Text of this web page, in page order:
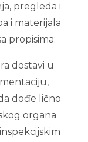
pregleda i
i materijala
propisima;
dostavi u
dođe lično
organa